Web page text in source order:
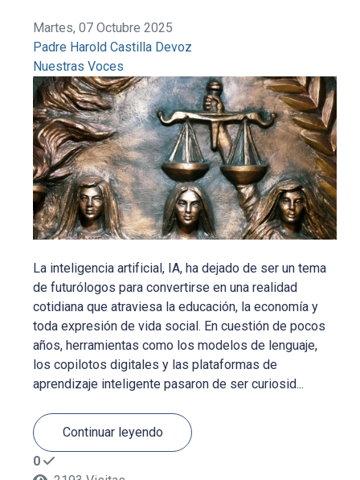
Martes, 07 Octubre 2025
Padre Harold Castilla Devoz
Nuestras Voces
La inteligencia artificial, IA, ha dejado de ser un tema
de futurólogos para convertirse en una realidad
cotidiana que atraviesa la educación, la economía y
toda expresión de vida social. En cuestión de pocos
años, herramientas como los modelos de lenguaje,
los copilotos digitales y las plataformas de
aprendizaje inteligente pasaron de ser curiosid...
Continuar leyendo
0